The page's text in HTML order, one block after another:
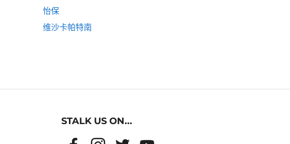
怡保
维沙卡帕特南
STALK US ON...